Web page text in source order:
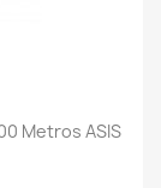
Metros ASIS